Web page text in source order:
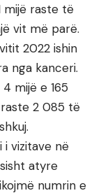
mijë raste të
vit më parë.
2022 ishin
nga kanceri.
mijë e 165
2 085 të
i vizitave në
atyre
numrin e